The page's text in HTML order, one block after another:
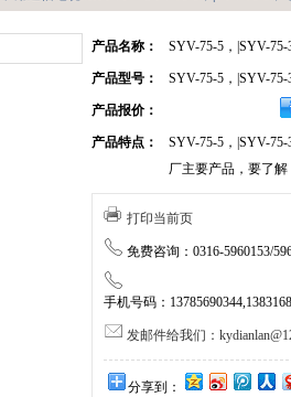
产品名称： SYV-75-5，|SYV-
产品型号： SYV-75-5，|SYV-
产品报价：
产品特点：
SYV-75-5，|SYV-
厂主要产品，要了解
打印当前页
免费咨询：0316-5960153/
手机号码：
发邮件给我们：
分享到：